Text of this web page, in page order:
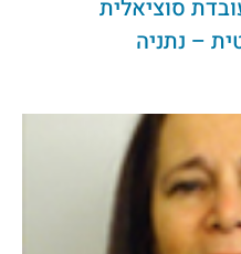
סוציאלית
– נתניה